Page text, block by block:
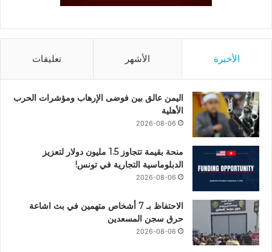
الأخيرة الأشهر تعليقات
اليمن عالق بين فوضى الإرهاب ومؤشرات الحرب
الأهلية
2026-08-06
منحة بقيمة تتجاوز 1.5 مليون دولار لتعزيز
الدبلوماسية التجارية في تونس!
2026-08-06
الاحتفاظ بـ 7 أشخاص متهمين في بث اشاعة
حرق سجن المسعدين
2026-08-06